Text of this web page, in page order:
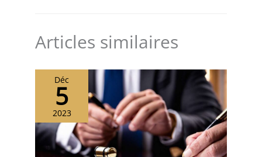
Articles similaires
Déc
5
2023